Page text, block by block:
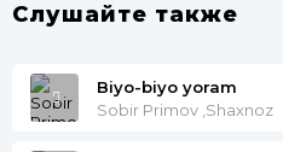
Слушайте также
Biyo-biyo yoram
Sobir Primov ,Shaxnoz